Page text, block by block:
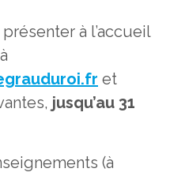
à l’accueil
et
jusqu’au 31
(à